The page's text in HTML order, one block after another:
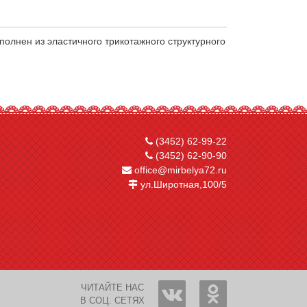
из эластичного трикотажного структурного
(3452) 62-99-22
(3452) 62-90-90
office@mirbelya72.ru
ул.Широтная,100/5
ЧИТАЙТЕ НАС
В СОЦ. СЕТЯХ